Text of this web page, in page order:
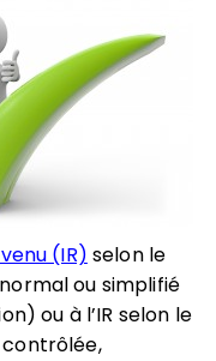
(IR) selon le
ou simplifié
ou à l’IR selon le